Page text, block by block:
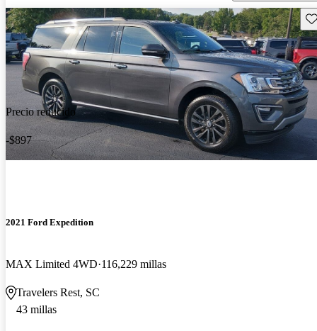
Precio reducido
-$897
2021 Ford Expedition
MAX Limited 4WD 116,229 millas
Travelers Rest, SC
43 millas